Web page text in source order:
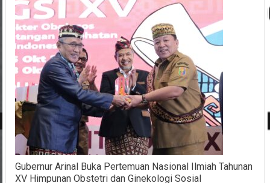
Gubernur Arinal Buka Pertemuan Nasional Ilmiah Tahunan
XV Himpunan Obstetri dan Ginekologi Sosial